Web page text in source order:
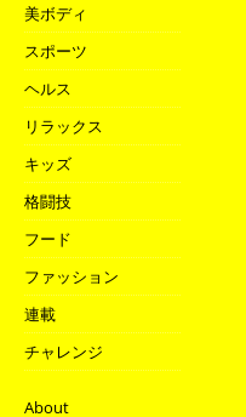
美ボディ
スポーツ
ヘルス
リラックス
キッズ
格闘技
フード
ファッション
連載
チャレンジ
About